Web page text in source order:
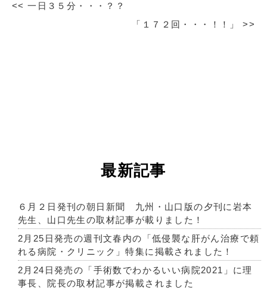
<< 一日３５分・・・？？
「１７２回・・・！！」>>
最新記事
６月２日発刊の朝日新聞 九州・山口版の夕刊に岩本
先生、山口先生の取材記事が載りました！
2月25日発売の週刊文春内の「低侵襲な肝がん治療で頼
れる病院・クリニック」特集に掲載されました！
2月24日発売の「手術数でわかるいい病院2021」に理
事長、院長の取材記事が掲載されました